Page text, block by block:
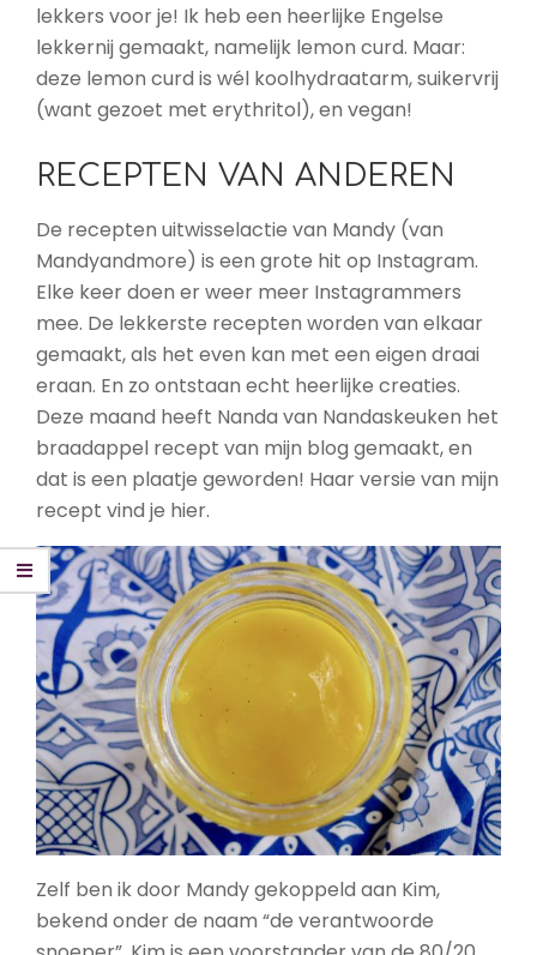
lekkers voor je! Ik heb een heerlijke Engelse
lekkernij gemaakt, namelijk lemon curd. Maar:
deze lemon curd is wél koolhydraatarm, suikervrij
(want gezoet met erythritol), en vegan!
RECEPTEN VAN ANDEREN
De recepten uitwisselactie van Mandy (van
Mandyandmore) is een grote hit op Instagram.
Elke keer doen er weer meer Instagrammers
mee. De lekkerste recepten worden van elkaar
gemaakt, als het even kan met een eigen draai
eraan. En zo ontstaan echt heerlijke creaties.
Deze maand heeft Nanda van Nandaskeuken het
braadappel recept van mijn blog gemaakt, en
dat is een plaatje geworden! Haar versie van mijn
recept vind je hier.
Zelf ben ik door Mandy gekoppeld aan Kim,
bekend onder de naam “de verantwoorde